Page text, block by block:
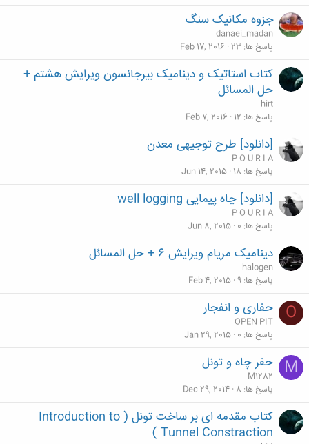
جزوه مکانیک سنگ
danaei_madan
پاسخ ها 23
Feb 17, 2016
کتاب استاتیک و دینامیک بیرجانسون ویرایش هشتم +
حل المسائل
hirt
پاسخ ها 12
Feb 7, 2016
[دانلود] طرح توجیهی معدن
P O U R I A
پاسخ ها 18
Jun 14, 2015
[دانلود] چاه پیمایی well logging
P O U R I A
پاسخ ها 0
Jun 8, 2015
دینامیک مریام ویرایش 6 + حل المسائل
halogen
پاسخ ها 9
Feb 4, 2015
O حفاری و انفجار
OPEN PIT
پاسخ ها 0
Jan 29, 2015
M حفر چاه و تونل
M1282
پاسخ ها 8
Dec 29, 2014
کتاب مقدمه ای بر ساخت تونل ( Introduction to
Tunnel Constraction )